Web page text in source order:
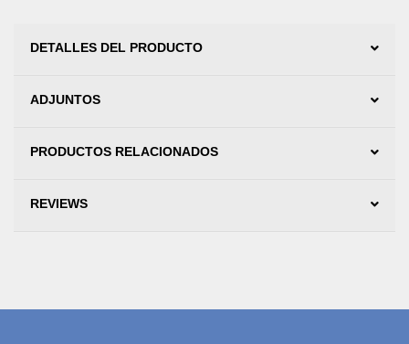
DETALLES DEL PRODUCTO
ADJUNTOS
PRODUCTOS RELACIONADOS
REVIEWS